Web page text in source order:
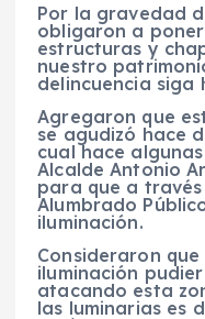
Por la gravedad
obligaron a
estructuras y
nuestro
delincuencia siga
Agregaron que
se agudizó hace
cual hace
Alcalde Antonio
para que a
Alumbrado
iluminación.
Consideraron
iluminación
atacando esta
las luminarias es